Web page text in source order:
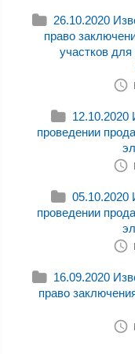
26.10.2020
право
участков
проведении
проведении
16.09.2020
право